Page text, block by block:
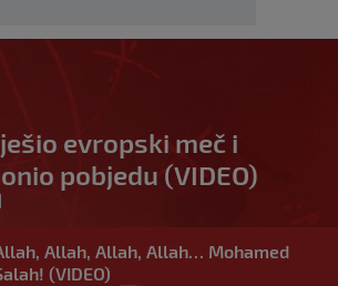
evropski meč i
pobjedu (VIDEO)
Allah, Allah, Allah… Mohamed
(VIDEO)